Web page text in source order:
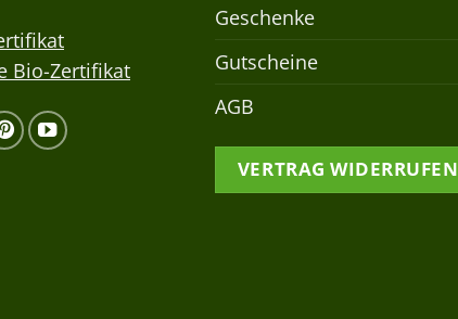
Bio-Zertifikat
Geschenke
Gutscheine
AGB
VERTRAG WIDERRUFEN